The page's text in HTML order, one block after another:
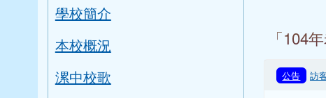
學校簡介
本校概況
漯中校歌
「104
公告 訪